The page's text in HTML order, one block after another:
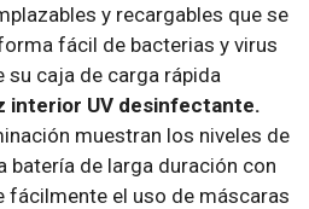
y recargables que se
fácil de bacterias y virus
caja de carga rápida
interior UV desinfectante.
muestran los niveles de
batería de larga duración con
fácilmente el uso de máscaras